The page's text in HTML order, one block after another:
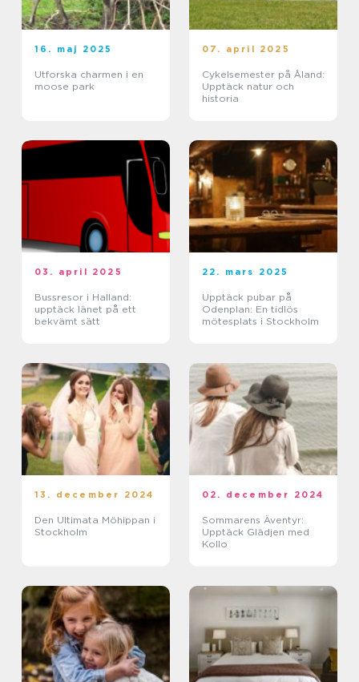
16. maj 2025
Utforska charmen i en
moose park
07. april 2025
Cykelsemester på Åland:
Upptäck natur och
historia
03. april 2025
Bussresor i Halland:
upptäck länet på ett
bekvämt sätt
22. mars 2025
Upptäck pubar på
Odenplan: En tidlös
mötesplats i Stockholm
13. december 2024
Den Ultimata Möhippan i
Stockholm
02. december 2024
Sommarens Äventyr:
Upptäck Glädjen med
Kollo